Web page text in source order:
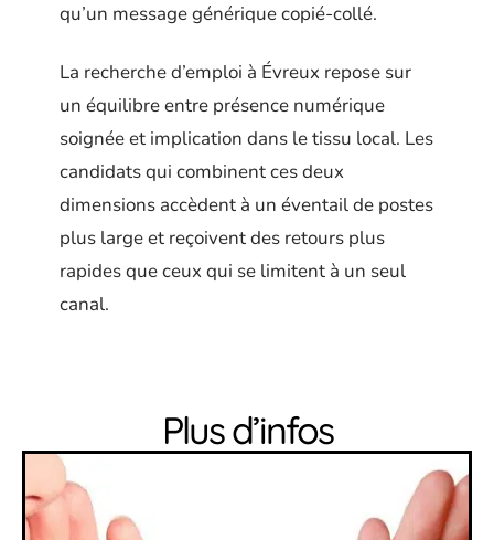
qu’un message générique copié-collé.
La recherche d’emploi à Évreux repose sur
un équilibre entre présence numérique
soignée et implication dans le tissu local. Les
candidats qui combinent ces deux
dimensions accèdent à un éventail de postes
plus large et reçoivent des retours plus
rapides que ceux qui se limitent à un seul
canal.
Plus d’infos